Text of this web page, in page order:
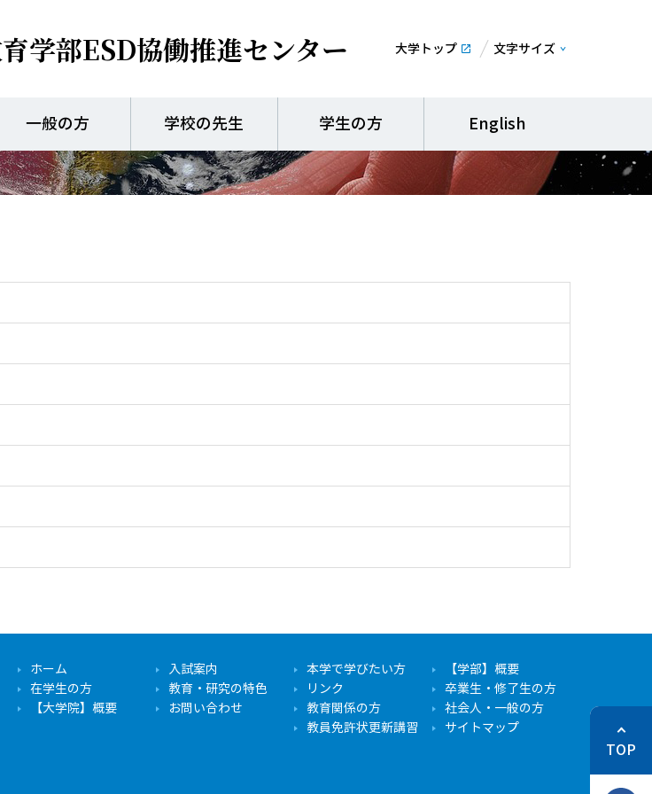
学部ESD協働推進センター 大学トップ 文字サイズ
一般の方 学校の先生 学生の方 English
学ＥＳＤ通信
ホーム 入試案内 本学で学びたい方
【学部】概要
在学生の方
教育・研究の特色 リンク
卒業生・修了生の方
【大学院】概要
お問い合わせ 教育関係の方
社会人・一般の方
教員免許状更新講習
サイトマップ
TOP